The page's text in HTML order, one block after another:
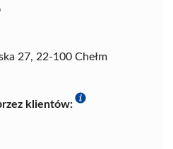
27, 22-100 Chełm
klientów: